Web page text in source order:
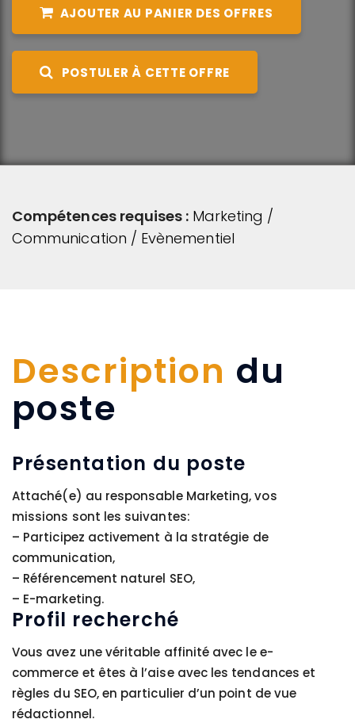
AJOUTER AU PANIER DES OFFRES
POSTULER À CETTE OFFRE
Compétences requises : Marketing /
Communication / Evènementiel
Description du
poste
Présentation du poste
Attaché(e) au responsable Marketing, vos
missions sont les suivantes:
– Participez activement à la stratégie de
communication,
– Référencement naturel SEO,
– E-marketing.
Profil recherché
Vous avez une véritable affinité avec le e-
commerce et êtes à l’aise avec les tendances et
règles du SEO, en particulier d’un point de vue
rédactionnel.